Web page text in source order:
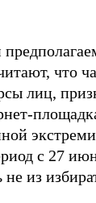
что
лиц,
с 27
из